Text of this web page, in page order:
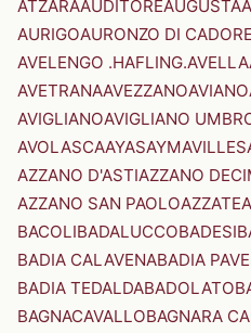
ATZARAAUDITOREAUGUSTA
AURIGOAURONZO DI CADORE
AVELENGO .HAFLING.AVELLA
AVETRANAAVEZZANOAVIANO
AVIGLIANOAVIGLIANO
AVOLASCAAYASAYMAVILLES
AZZANO D'ASTIAZZANO
AZZANO SAN PAOLOAZZATE
BACOLIBADALUCCOBADESI
BADIA CALAVENABADIA
BADIA TEDALDABADOLATO
BAGNACAVALLOBAGNARA